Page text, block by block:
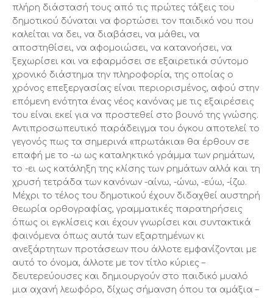
πλήρη διάστασή τους από τις πρώτες τάξεις του
δημοτικού δύναται να φορτώσει τον παιδικό νου που
καλείται να δει, να διαβάσει, να μάθει, να
αποστηθίσει, να αφομοιώσει, να κατανοήσει, να
ξεχωρίσει και να εφαρμόσει σε εξαιρετικά σύντομο
χρονικό διάστημα την πληροφορία, της οποίας ο
χρόνος επεξεργασίας είναι περιορισμένος, αφού στην
επόμενη ενότητα ένας νέος κανόνας με τις εξαιρέσεις
του είναι εκεί για να προστεθεί στο βουνό της γνώσης.
Αντιπροσωπευτικό παράδειγμα του όγκου αποτελεί το
γεγονός πως τα σημερινά «πρωτάκια» θα έρθουν σε
επαφή με το -ω ως καταληκτικό γράμμα των ρημάτων,
το -ει ως κατάληξη της κλίσης των ρημάτων αλλά και τη
χρυσή τετράδα των κανόνων -αίνω, -ώνω, -εύω, -ίζω.
Μέχρι το τέλος του δημοτικού έχουν διδαχθεί αυστηρή
θεωρία ορθογραφίας, γραμματικές παρατηρήσεις
όπως οι εγκλίσεις και έχουν γνωρίσει και συντακτικά
φαινόμενα όπως αυτά των εξαρτημένων κι
ανεξάρτητων προτάσεων που άλλοτε εμφανίζονται με
αυτό το όνομα, άλλοτε με τον τίτλο κύριες –
δευτερεύουσες και δημιουργούν στο παιδικό μυαλό
μια αχανή λεωφόρο, δίχως σήμανση όπου τα αμάξια –